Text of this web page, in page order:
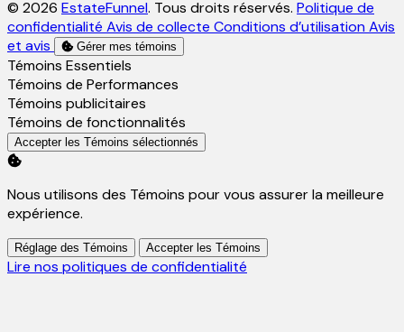
© 2026 EstateFunnel. Tous droits réservés. Politique de
confidentialité Avis de collecte Conditions d’utilisation Avis
et avis
Gérer mes témoins
Activer
Témoins Essentiels
Activer
Témoins de Performances
Activer
Témoins publicitaires
Activer
Témoins de fonctionnalités
Accepter les Témoins sélectionnés
Nous utilisons des Témoins pour vous assurer la meilleure
expérience.
Réglage des Témoins Accepter les Témoins
Lire nos politiques de confidentialité